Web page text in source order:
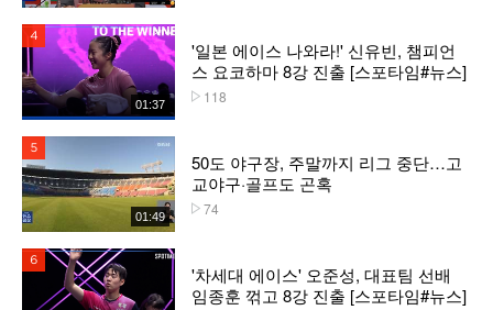
01:37
'일본 에이스 나와라!' 신유빈, 챔피언
스 요코하마 8강 진출 [스포타임#뉴스]
118
01:49
50도 야구장, 주말까지 리그 중단…고
교야구·골프도 곤혹
74
'차세대 에이스' 오준성, 대표팀 선배
임종훈 꺾고 8강 진출 [스포타임#뉴스]